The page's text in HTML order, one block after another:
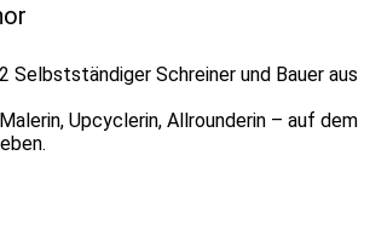
Selbstständiger Schreiner und Bauer aus
Upcyclerin, Allrounderin – auf dem